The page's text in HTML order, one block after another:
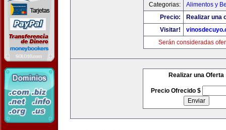
Categorias:
Alimentos y
Precio:
Realizar una
Visitar!
Serán consideradas
Realizar una Oferta
Precio Ofrecido $